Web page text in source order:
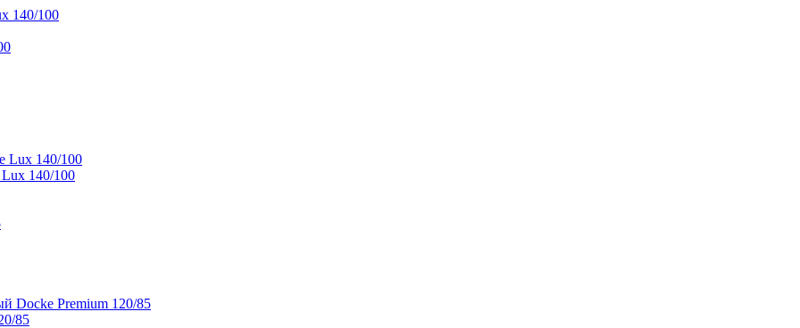
140/100
Lux 140/100
140/100
Docke Premium 120/85
85